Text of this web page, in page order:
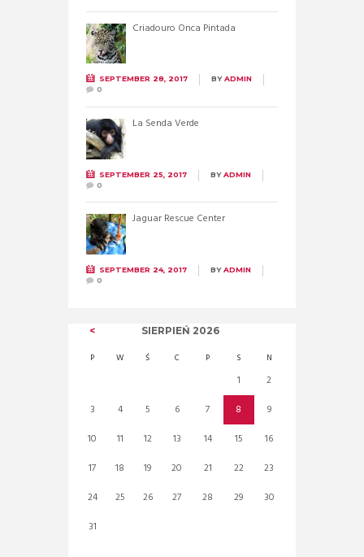
Criadouro Onca Pintada
SEPTEMBER 28, 2017 BYADMIN
0
La Senda Verde
SEPTEMBER 25, 2017 BYADMIN
0
Jaguar Rescue Center
SEPTEMBER 24, 2017 BYADMIN
0
SIERPIEŃ 2026
P W Ś C P S N
1
2
3
4 5 6 7 8
9
10
11 12 13 14 15
16
17
18 19 20 21 22
23
24
25 26 27 28 29
30
31